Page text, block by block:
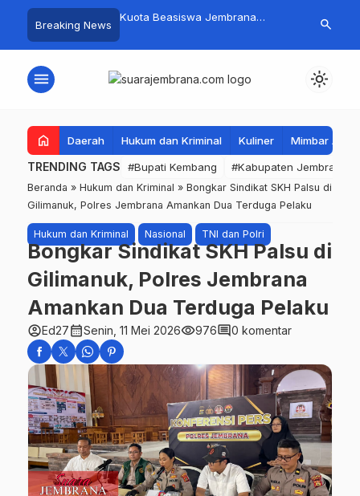
Breaking News
Kembang Beri
Warga Sri
Kuota Beasiswa Jembrana
Siapkan Upaya Penambahan di
Fantastis!
Jembrana
search
menu light_mode
home Daerah Hukum dan Kriminal Kuliner Mimbar
TRENDING TAGS #Bupati Kembang #Kabupaten Jembrana
Beranda » Hukum dan Kriminal » Bongkar Sindikat SKH Palsu di
Gilimanuk, Polres Jembrana Amankan Dua Terduga Pelaku
Hukum dan Kriminal Nasional TNI dan Polri
Bongkar Sindikat SKH Palsu di
Gilimanuk, Polres Jembrana
Amankan Dua Terduga Pelaku
account_circleEd27calendar_monthSenin, 11 Mei 2026visibility976comment0 komentar